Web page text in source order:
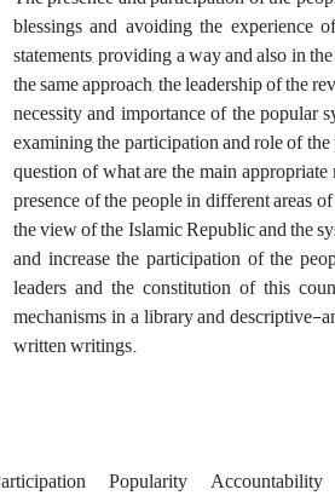
blessings and avoiding the experience
statements, providing a way and also in
the same approach, the leadership of the
necessity and importance of the
examining the participation and role of
question of what are the main
presence of the people in different areas
the view of the Islamic Republic and the
and increase the participation of the
leaders and the constitution of this
mechanisms in a library and
written writings.
Popularity Accountability